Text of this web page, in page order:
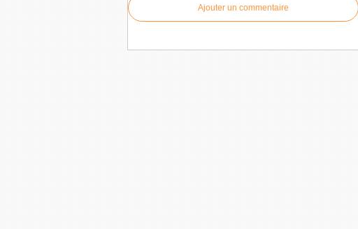
Ajouter un commentaire